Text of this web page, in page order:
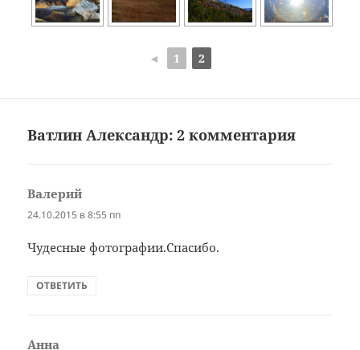
◄ 1 2
Ватлин Александр: 2 комментария
Валерий
24.10.2015 в 8:55 пп
Чудесные фотографии.Спасибо.
ОТВЕТИТЬ
Анна